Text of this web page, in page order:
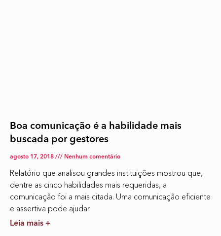
Boa comunicação é a habilidade mais
buscada por gestores
agosto 17, 2018 Nenhum comentário
Relatório que analisou grandes instituições mostrou que,
dentre as cinco habilidades mais requeridas, a
comunicação foi a mais citada. Uma comunicação eficiente
e assertiva pode ajudar
Leia mais +